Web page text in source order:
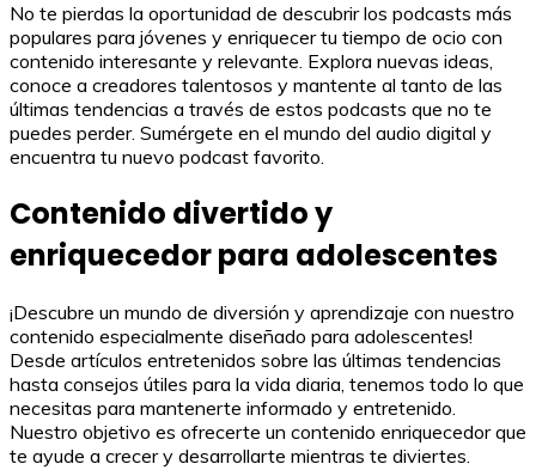
No te pierdas la oportunidad de descubrir los podcasts más
populares para jóvenes y enriquecer tu tiempo de ocio con
contenido interesante y relevante. Explora nuevas ideas,
conoce a creadores talentosos y mantente al tanto de las
últimas tendencias a través de estos podcasts que no te
puedes perder. Sumérgete en el mundo del audio digital y
encuentra tu nuevo podcast favorito.
Contenido divertido y
enriquecedor para adolescentes
¡Descubre un mundo de diversión y aprendizaje con nuestro
contenido especialmente diseñado para adolescentes!
Desde artículos entretenidos sobre las últimas tendencias
hasta consejos útiles para la vida diaria, tenemos todo lo que
necesitas para mantenerte informado y entretenido.
Nuestro objetivo es ofrecerte un contenido enriquecedor que
te ayude a crecer y desarrollarte mientras te diviertes.